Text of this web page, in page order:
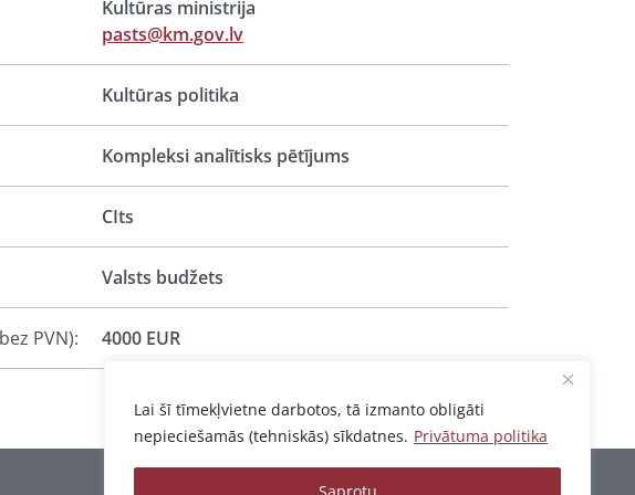
Lai šī tīmekļvietne darbotos, tā izmanto obligāti
nepieciešamās (tehniskās) sīkdatnes. Privātuma politika
Kultūras ministrija
pasts@km.gov.lv
Kultūras politika
Kompleksi analītisks pētījums
CIts
Valsts budžets
PVN):
4000 EUR